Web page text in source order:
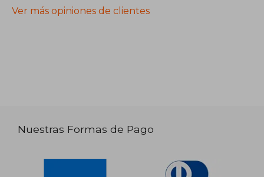
Ver más opiniones de clientes
Nuestras Formas de Pago